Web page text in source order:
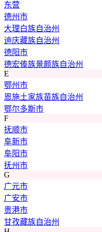
东营
德州市
大理白族自治州
迪庆藏族自治州
德阳市
德宏傣族景颇族自治州
E
鄂州市
恩施土家族苗族自治州
鄂尔多斯市
F
抚顺市
阜新市
阜阳市
抚州市
G
广元市
广安市
贵港市
甘孜藏族自治州